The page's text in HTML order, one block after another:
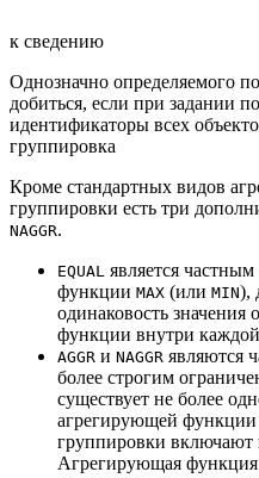
к сведению
Однозначно определяемого
добиться, если при задании
идентификаторы всех
группировка
Кроме стандартных видов
группировки есть три
NAGGR.
EQUAL является
функции MAX (или MIN),
одинаковость значения
функции внутри
AGGR и NAGGR являются
более строгим
существует не более
агрегирующей функции
группировки включают
Агрегирующая функция